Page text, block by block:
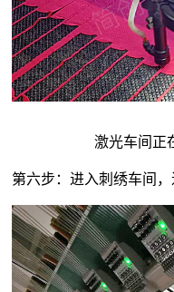
激光车间正
第六步：进入刺绣车间